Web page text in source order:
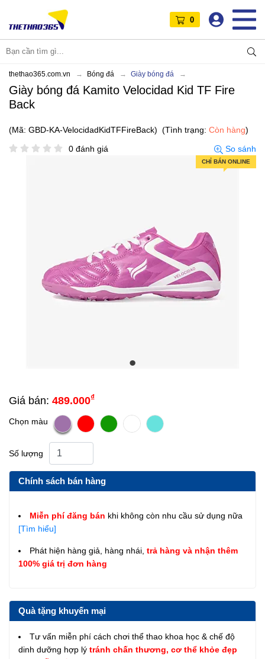
0
thethao365.com.vn Bóng đá Giày bóng đá
Giày bóng đá Kamito Velocidad Kid TF Fire
Back
(Mã: GBD-KA-VelocidadKidTFFireBack) (Tình trạng: Còn hàng)
0 đánh giá
So sánh
CHỈ BÁN ONLINE
Giá bán: 489.000₫
Chọn màu
Số lượng
Chính sách bán hàng
Miễn phí đăng bán khi không còn nhu cầu sử dụng nữa
[Tìm hiểu]
Phát hiện hàng giả, hàng nhái, trả hàng và nhận thêm
100% giá trị đơn hàng
Quà tặng khuyến mại
Tư vấn miễn phí cách chơi thể thao khoa học & chế độ
dinh dưỡng hợp lý tránh chấn thương, cơ thể khỏe đẹp